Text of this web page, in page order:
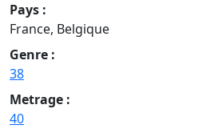
Pays :
France, Belgique
Genre :
38
Metrage :
40